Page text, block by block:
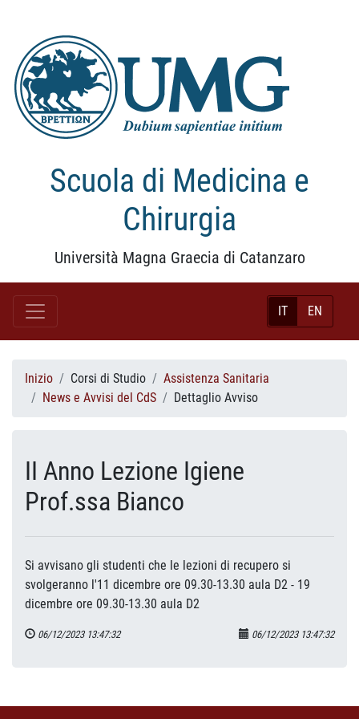
Scuola di Medicina e
Chirurgia
Università Magna Graecia di Catanzaro
IT EN
Inizio Corsi di Studio
Assistenza Sanitaria
News e Avvisi del CdS
Dettaglio Avviso
II Anno Lezione Igiene
Prof.ssa Bianco
Si avvisano gli studenti che le lezioni di recupero si
svolgeranno l'11 dicembre ore 09.30-13.30 aula D2 - 19
dicembre ore 09.30-13.30 aula D2
06/12/2023 13:47:32 06/12/2023 13:47:32